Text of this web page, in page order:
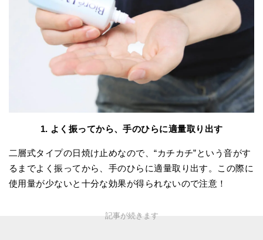
1. よく振ってから、手のひらに適量取り出す
二層式タイプの日焼け止めなので、“カチカチ”という音がす
るまでよく振ってから、手のひらに適量取り出す。この際に
使用量が少ないと十分な効果が得られないので注意！